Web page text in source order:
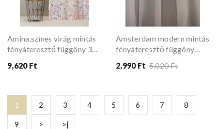
Amina,színes virág mintás
fényáteresztő függöny 300
9,620 Ft
Amsterdam modern mintás
fényáteresztő függöny
2,990 Ft 5,020 Ft
1 2 3 4 5 6 7 8
9 > >|